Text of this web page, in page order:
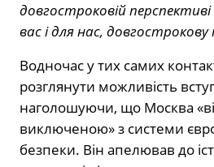
довгостроковій
вас і для нас,
Водночас у тих самих
розглянути можливість
наголошуючи, що Москва
виключеною» з системи
безпеки. Він апелював до